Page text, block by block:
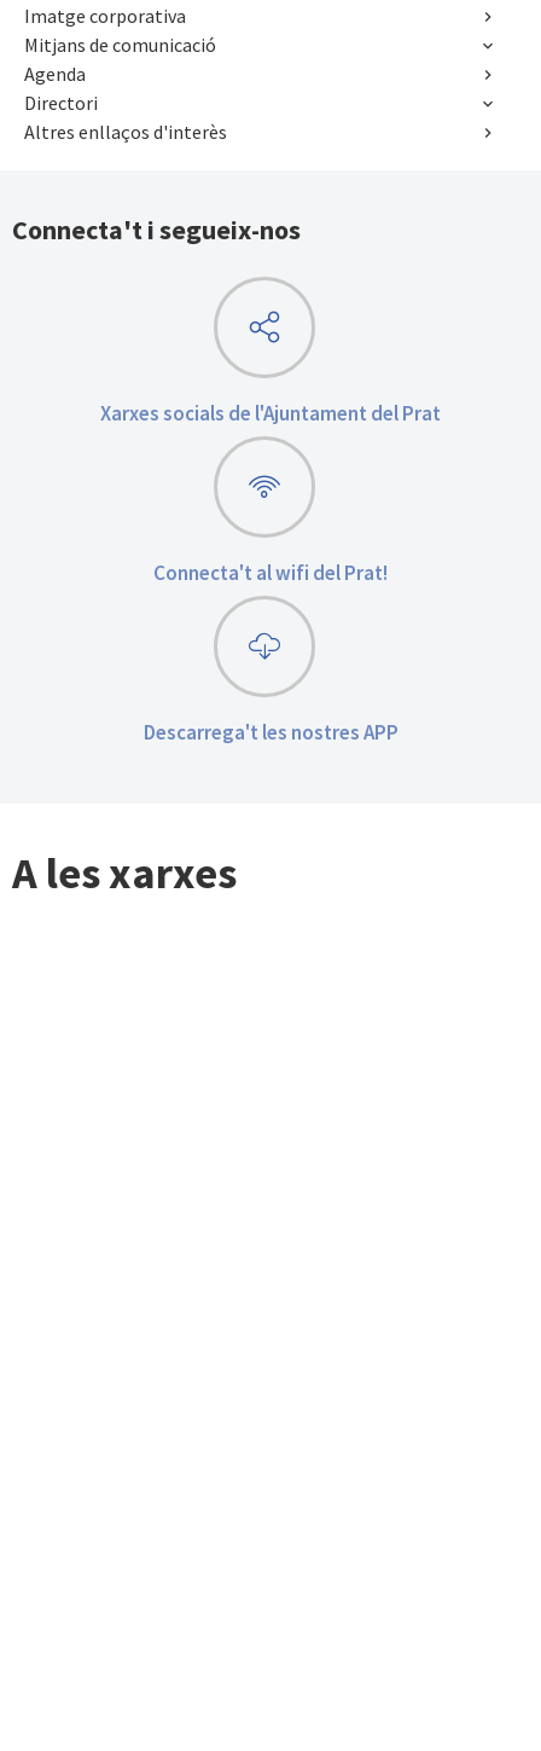
Imatge corporativa
Mitjans de comunicació
Agenda
Directori
Altres enllaços d'interès
Connecta't i segueix-nos
Xarxes socials de l'Ajuntament del Prat
Connecta't al wifi del Prat!
Descarrega't les nostres APP
A les xarxes